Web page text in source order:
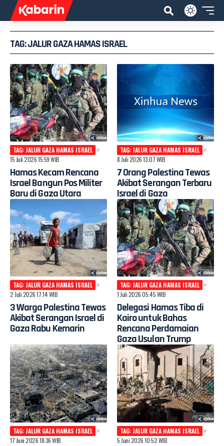
TAG: JALUR GAZA HAMAS ISRAEL
TAG: JALUR GAZA HAMAS ISRAEL
15 Juli 2026 15:59 WIB
Hamas Kecam Rencana
Israel Bangun Pos Militer
Baru di Gaza Utara
TAG: JALUR GAZA HAMAS ISRAEL
8 Juli 2026 13:07 WIB
7 Orang Palestina Tewas
Akibat Serangan Terbaru
Israel di Gaza
TAG: JALUR GAZA HAMAS ISRAEL
2 Juli 2026 17:14 WIB
3 Warga Palestina Tewas
Akibat Serangan Israel di
Gaza Rabu Kemarin
TAG: JALUR GAZA HAMAS ISRAEL
1 Juli 2026 05:45 WIB
Delegasi Hamas Tiba di
Kairo untuk Bahas
Rencana Perdamaian
Gaza Usulan Trump
TAG: JALUR GAZA HAMAS ISRAEL
17 Juni 2026 18:36 WIB
TAG: JALUR GAZA HAMAS ISRAEL
5 Juni 2026 10:52 WIB